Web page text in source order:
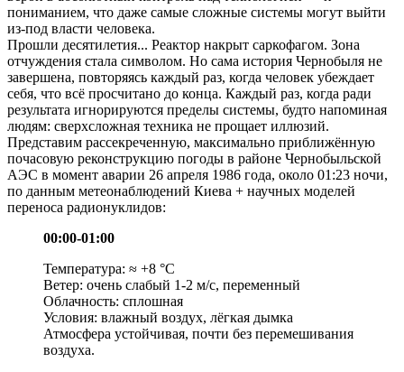
пониманием, что даже самые сложные системы могут выйти
из-под власти человека.
Прошли десятилетия... Реактор накрыт саркофагом. Зона
отчуждения стала символом. Но сама история Чернобыля не
завершена, повторяясь каждый раз, когда человек убеждает
себя, что всё просчитано до конца. Каждый раз, когда ради
результата игнорируются пределы системы, будто напоминая
людям: сверхсложная техника не прощает иллюзий.
Представим рассекреченную, максимально приближённую
почасовую реконструкцию погоды в районе Чернобыльской
АЭС в момент аварии 26 апреля 1986 года, около 01:23 ночи,
по данным метеонаблюдений Киева + научных моделей
переноса радионуклидов:
00:00-01:00
Температура: ≈ +8 °C
Ветер: очень слабый 1-2 м/с, переменный
Облачность: сплошная
Условия: влажный воздух, лёгкая дымка
Атмосфера устойчивая, почти без перемешивания
воздуха.